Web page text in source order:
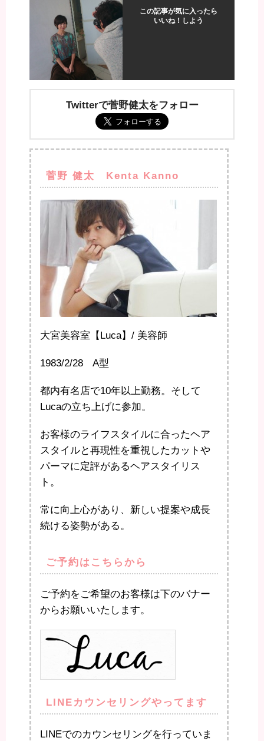
この記事が気に入ったら
いいね！しよう
Twitterで菅野健太をフォロー
菅野 健太 Kenta Kanno
大宮美容室【Luca】/ 美容師
1983/2/28 A型
都内有名店で10年以上勤務。そして
Lucaの立ち上げに参加。
お客様のライフスタイルに合ったヘア
スタイルと再現性を重視したカットや
パーマに定評があるヘアスタイリス
ト。
常に向上心があり、新しい提案や成長
続ける姿勢がある。
ご予約はこちらから
ご予約をご希望のお客様は下のバナー
からお願いいたします。
LINEカウンセリングやってます
LINEでのカウンセリングを行っていま